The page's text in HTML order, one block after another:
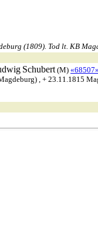
(1809). Tod lt. KB
Schubert(M) «68507»
, + 23.11.1815